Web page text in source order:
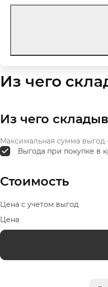
Из чего
Из чего
Максимальная сумма
Выгода при покупке в
Стоимость
Цена с учетом выгод
Цена